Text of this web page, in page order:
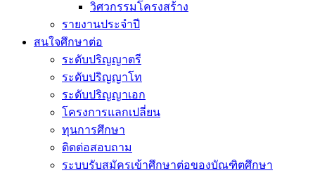
วิศวกรรมโครงสร้าง
รายงานประจำปี
สนใจศึกษาต่อ
ระดับปริญญาตรี
ระดับปริญญาโท
ระดับปริญญาเอก
โครงการแลกเปลี่ยน
ทุนการศึกษา
ติดต่อสอบถาม
ระบบรับสมัครเข้าศึกษาต่อของบัณฑิตศึกษา